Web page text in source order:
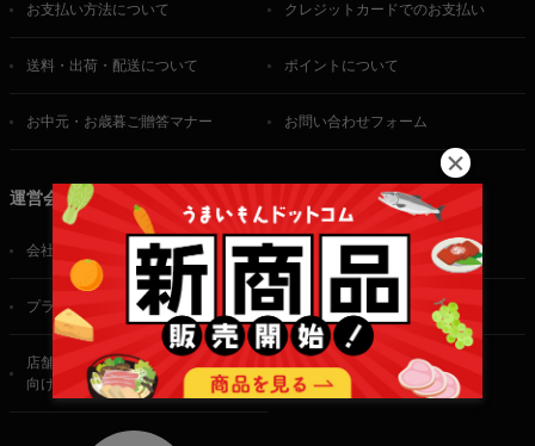
お支払い方法について クレジットカードでのお支払い
送料・出荷・配送について ポイントについて
お中元・お歳暮ご贈答マナー お問い合わせフォーム
運営会社
会社概要 ご利用規約
プライバシーポリシー 特定商取引法に基づく表記
店舗・法人・生産者様
向けのお問い合わせ